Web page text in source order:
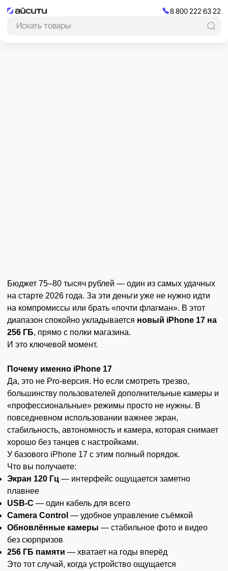
8 800 222 63 22
Бюджет 75–80 тысяч рублей — один из самых удачных
на старте 2026 года. За эти деньги уже не нужно идти
на компромиссы или брать «почти флагман». В этот
диапазон спокойно укладывается новый iPhone 17 на
256 ГБ, прямо с полки магазина.
И это ключевой момент.
Почему именно iPhone 17
Да, это не Pro-версия. Но если смотреть трезво,
большинству пользователей дополнительные камеры и
«профессиональные» режимы просто не нужны. В
повседневном использовании важнее экран,
стабильность, автономность и камера, которая снимает
хорошо без танцев с настройками.
У базового iPhone 17 с этим полный порядок.
Что вы получаете:
Экран 120 Гц — интерфейс ощущается заметно
плавнее
USB-C — один кабель для всего
Camera Control — удобное управление съёмкой
Обновлённые камеры — стабильное фото и видео
без сюрпризов
256 ГБ памяти — хватает на годы вперёд
Это тот случай, когда устройство ощущается